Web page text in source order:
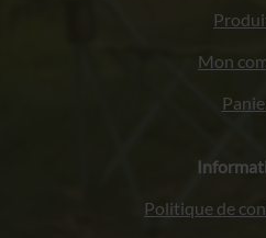
Mon
Politique de